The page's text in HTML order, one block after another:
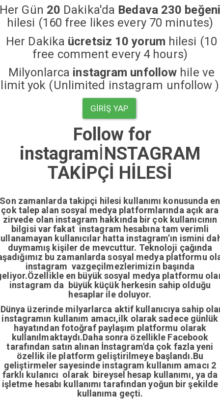
Her Gün 20 Dakika'da Bedava 230 beğeni
hilesi (160 free likes every 70 minutes)
Her Dakika ücretsiz 10 yorum hilesi (10
free comment every 4 hours)
Milyonlarca instagram unfollow hile ve
limit yok (Unlimited instagram unfollow )
GIRIŞ YAP
Follow for
instagramİNSTAGRAM
TAKİPÇİ HİLESİ
Son zamanlarda takipçi hilesi kullanımı konusunda en
çok talep alan sosyal medya platformlarında açık ara
zirvede olan instagram hakkında bir çok kullanıcının
bilgisi var fakat instagram hesabına tam verimli
kullanıcılar hatta instagram’ın ismini
duymamış kişiler de mevcuttur. Teknoloji çağında
bu zamanlarda sosyal medya platformu
instagram vazgeçilmezlerimizin başında
en büyük sosyal medya platformu
instagram da büyük küçük herkesin sahip olduğu
hesaplar ile doluyor.
üzerinde milyarlarca aktif kullanıcıya sahip
instagramın kullanım amacı,ilk olarak sadece günlük
hayatından fotoğraf paylaşım platformu olarak
kullanılmaktaydı.Daha sonra özellikle Facebook
tarafından satın alınan İnstagram'da çok fazla yeni
özellik ile platform geliştirilmeye başlandı.Bu
geliştirmeler sayesinde instagram kullanım amacı 2
farklı kulanıcı olarak bireysel hesap kullanımı, ya da
işletme hesabı kullanımı tarafından yoğun bir şekilde
kullanıma geçti.